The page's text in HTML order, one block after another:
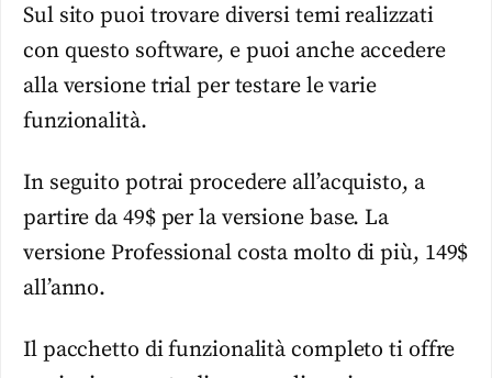
Sul sito puoi trovare diversi temi realizzati
con questo software, e puoi anche accedere
alla versione trial per testare le varie
funzionalità.
In seguito potrai procedere all’acquisto, a
partire da 49$ per la versione base. La
versione Professional costa molto di più, 149$
all’anno.
Il pacchetto di funzionalità completo ti offre